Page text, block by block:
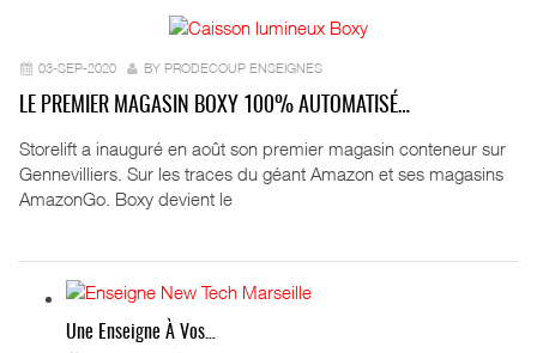
03-SEP-2020 BY PRODECOUP ENSEIGNES
LE PREMIER MAGASIN BOXY 100% AUTOMATISÉ…
Storelift a inauguré en août son premier magasin conteneur sur
Gennevilliers. Sur les traces du géant Amazon et ses magasins
AmazonGo. Boxy devient le
Une Enseigne À Vos…